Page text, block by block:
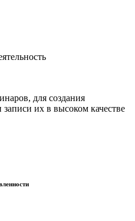
для создания
их в высоком качестве